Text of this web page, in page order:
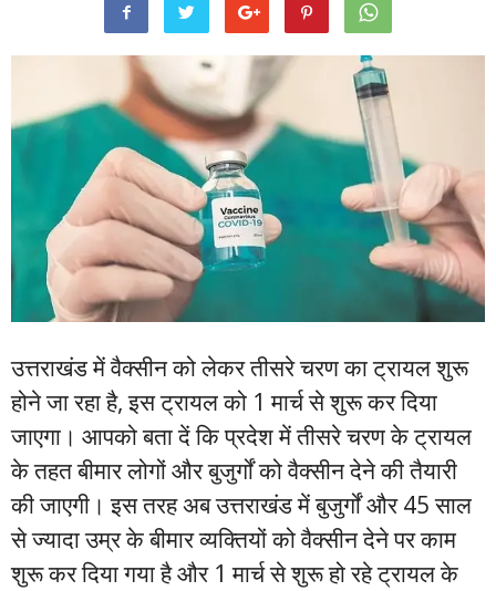
उत्तराखंड में वैक्सीन को लेकर तीसरे चरण का ट्रायल शुरू
होने जा रहा है, इस ट्रायल को 1 मार्च से शुरू कर दिया
जाएगा। आपको बता दें कि प्रदेश में तीसरे चरण के ट्रायल
के तहत बीमार लोगों और बुजुर्गों को वैक्सीन देने की तैयारी
की जाएगी। इस तरह अब उत्तराखंड में बुजुर्गों और 45 साल
से ज्यादा उम्र के बीमार व्यक्तियों को वैक्सीन देने पर काम
शुरू कर दिया गया है और 1 मार्च से शुरू हो रहे ट्रायल के